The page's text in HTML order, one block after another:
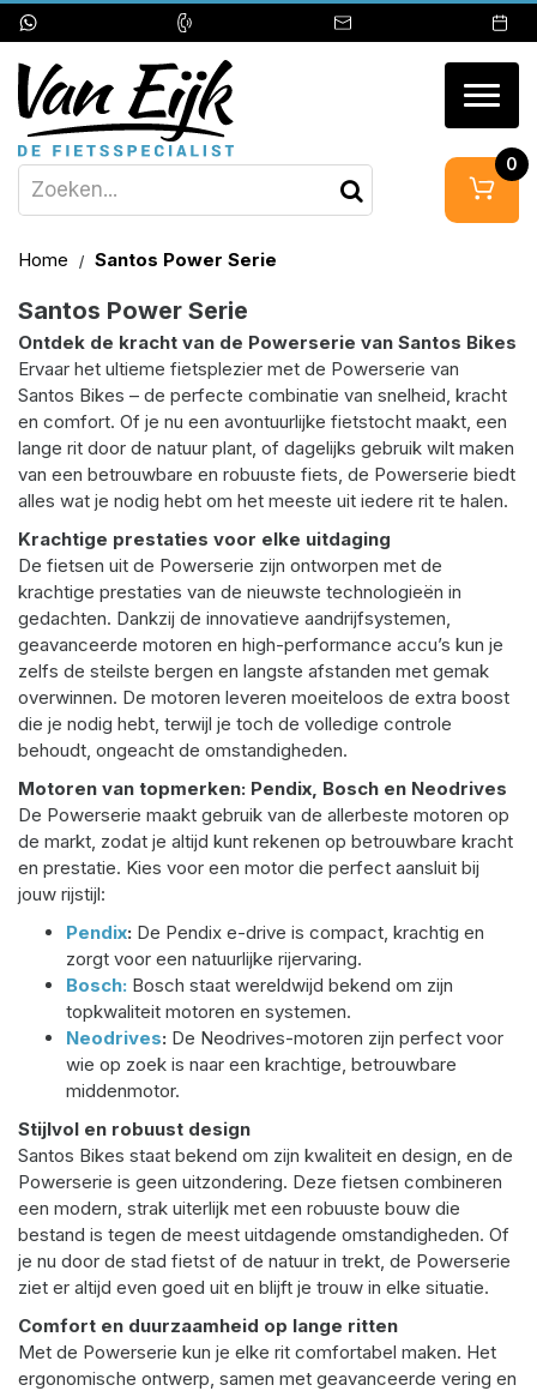
0
Home Santos Power Serie
Santos Power Serie
Ontdek de kracht van de Powerserie van Santos Bikes
Ervaar het ultieme fietsplezier met de Powerserie van
Santos Bikes – de perfecte combinatie van snelheid, kracht
en comfort. Of je nu een avontuurlijke fietstocht maakt, een
lange rit door de natuur plant, of dagelijks gebruik wilt maken
van een betrouwbare en robuuste fiets, de Powerserie biedt
alles wat je nodig hebt om het meeste uit iedere rit te halen.
Krachtige prestaties voor elke uitdaging
De fietsen uit de Powerserie zijn ontworpen met de
krachtige prestaties van de nieuwste technologieën in
gedachten. Dankzij de innovatieve aandrijfsystemen,
geavanceerde motoren en high-performance accu’s kun je
zelfs de steilste bergen en langste afstanden met gemak
overwinnen. De motoren leveren moeiteloos de extra boost
die je nodig hebt, terwijl je toch de volledige controle
behoudt, ongeacht de omstandigheden.
Motoren van topmerken: Pendix, Bosch en Neodrives
De Powerserie maakt gebruik van de allerbeste motoren op
de markt, zodat je altijd kunt rekenen op betrouwbare kracht
en prestatie. Kies voor een motor die perfect aansluit bij
jouw rijstijl:
Pendix: De Pendix e-drive is compact, krachtig en
zorgt voor een natuurlijke rijervaring.
Bosch: Bosch staat wereldwijd bekend om zijn
topkwaliteit motoren en systemen.
Neodrives: De Neodrives-motoren zijn perfect voor
wie op zoek is naar een krachtige, betrouwbare
middenmotor.
Stijlvol en robuust design
Santos Bikes staat bekend om zijn kwaliteit en design, en de
Powerserie is geen uitzondering. Deze fietsen combineren
een modern, strak uiterlijk met een robuuste bouw die
bestand is tegen de meest uitdagende omstandigheden. Of
je nu door de stad fietst of de natuur in trekt, de Powerserie
ziet er altijd even goed uit en blijft je trouw in elke situatie.
Comfort en duurzaamheid op lange ritten
Met de Powerserie kun je elke rit comfortabel maken. Het
ergonomische ontwerp, samen met geavanceerde vering en